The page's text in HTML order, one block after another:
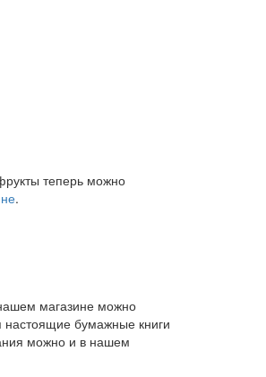
теперь можно
.
магазине можно
настоящие бумажные книги
можно и в нашем